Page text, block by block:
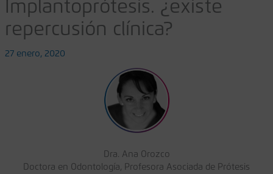
Implantoprótesis. ¿existe
repercusión clínica?
27 enero, 2020
Dra. Ana Orozco
Doctora en Odontología, Profesora Asociada de Prótesis